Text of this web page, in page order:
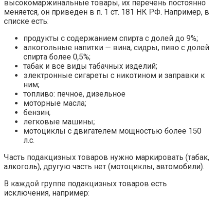
высокомаржинальные товары, их перечень постоянно
меняется, он приведен в п. 1 ст. 181 НК РФ. Например, в
списке есть:
продукты с содержанием спирта с долей до 9%;
алкогольные напитки — вина, сидры, пиво с долей
спирта более 0,5%;
табак и все виды табачных изделий;
электронные сигареты с никотином и заправки к
ним;
топливо: печное, дизельное
моторные масла;
бензин;
легковые машины;
мотоциклы с двигателем мощностью более 150
л.с.
Часть подакцизных товаров нужно маркировать (табак,
алкоголь), другую часть нет (мотоциклы, автомобили).
В каждой группе подакцизных товаров есть
исключения, например: